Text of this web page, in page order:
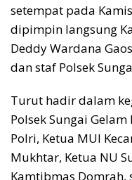
setempat pada
dipimpin langsung
Deddy Wardana
dan staf Polsek
Turut hadir dalam
Polsek Sungai
Polri, Ketua MUI
Mukhtar, Ketua NU
Kamtibmas Domrah,